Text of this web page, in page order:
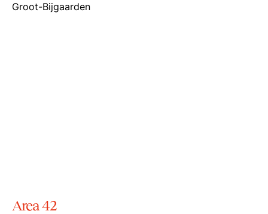
Groot-Bijgaarden
Area 42